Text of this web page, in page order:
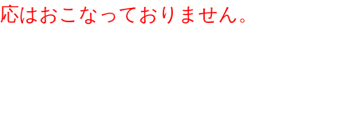
応はおこなっておりません。